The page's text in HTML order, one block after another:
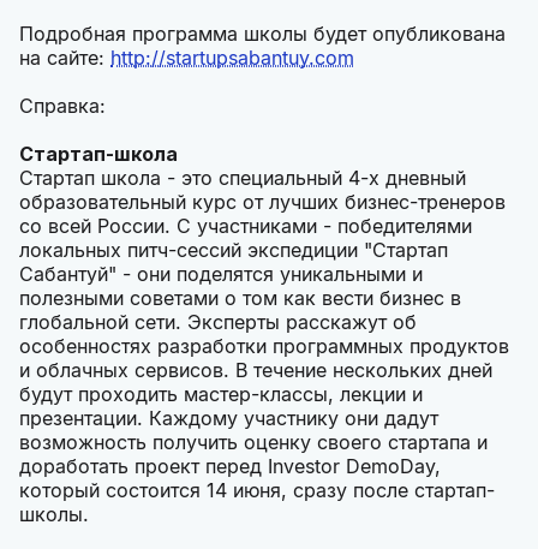
Подробная программа школы будет опубликована
на сайте: http://startupsabantuy.com
Справка:
Стартап-школа
Стартап школа - это специальный 4-х дневный
образовательный курс от лучших бизнес-тренеров
со всей России. С участниками - победителями
локальных питч-сессий экспедиции "Стартап
Сабантуй" - они поделятся уникальными и
полезными советами о том как вести бизнес в
глобальной сети. Эксперты расскажут об
особенностях разработки программных продуктов
и облачных сервисов. В течение нескольких дней
будут проходить мастер-классы, лекции и
презентации. Каждому участнику они дадут
возможность получить оценку своего стартапа и
доработать проект перед Investor DemoDay,
который состоится 14 июня, сразу после стартап-
школы.